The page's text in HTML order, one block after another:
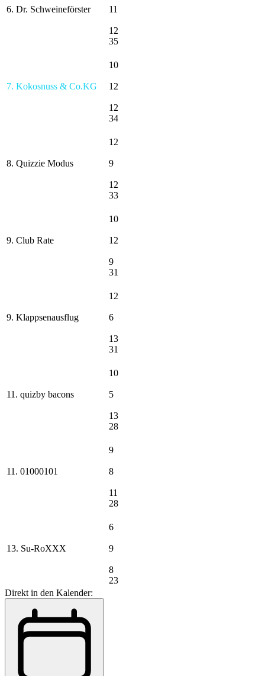
6. Dr. Schweineförster 11
12
35
7. Kokosnuss & Co.KG
10
12
12
34
8. Quizzie Modus
12
9
12
33
9. Club Rate
10
12
9
31
9. Klappsenausflug
12
6
13
31
11. quizby bacons
10
5
13
28
11. 01000101
9
8
11
28
13. Su-RoXXX
6
9
8
23
Direkt in den Kalender: